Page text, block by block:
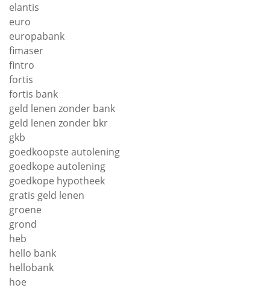
elantis
euro
europabank
fimaser
fintro
fortis
fortis bank
geld lenen zonder bank
geld lenen zonder bkr
gkb
goedkoopste autolening
goedkope autolening
goedkope hypotheek
gratis geld lenen
groene
grond
heb
hello bank
hellobank
hoe